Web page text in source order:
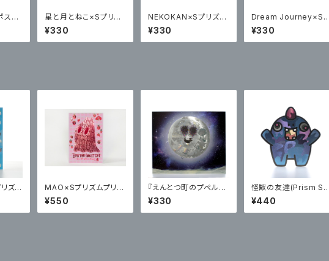
スト
星と月とねこ×Sプリズ
ムポストカード
¥330
NEKOKAN×Sプリズム
ポストカード
¥330
Dream Journey×Sプ
リズムポストカード
¥330
ズム
MAO×Sプリズムプリン
ト ポステッカー
¥550
『えんとつ町のプぺル』
ポストカード①
¥330
怪獣の友達(Prism Sp
ecial)×Sプリズムプリ
ント ステッカー
¥440